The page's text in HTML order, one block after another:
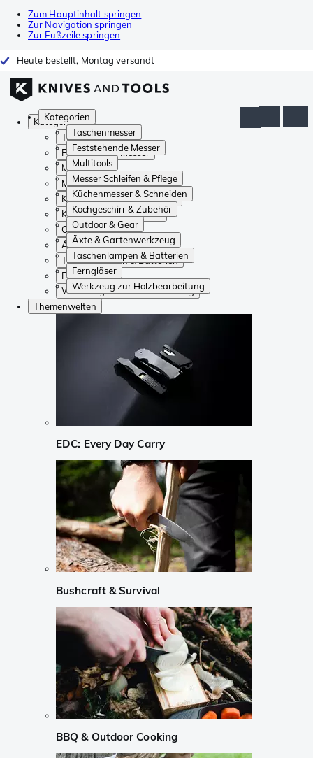
Zum Hauptinhalt springen
Zur Navigation springen
Zur Fußzeile springen
Heute bestellt, Montag versandt
Kategorien
Taschenmesser
Feststehende Messer
Multitools
Messer Schleifen & Pflege
Küchenmesser & Schneiden
Kochgeschirr & Zubehör
Outdoor & Gear
Äxte & Gartenwerkzeug
Taschenlampen & Batterien
Ferngläser
Werkzeug zur Holzbearbeitung
Kategorien
Taschenmesser
Feststehende Messer
Multitools
Messer Schleifen & Pflege
Küchenmesser & Schneiden
Kochgeschirr & Zubehör
Outdoor & Gear
Äxte & Gartenwerkzeug
Taschenlampen & Batterien
Ferngläser
Werkzeug zur Holzbearbeitung
Themenwelten
EDC: Every Day Carry
Bushcraft & Survival
BBQ & Outdoor Cooking